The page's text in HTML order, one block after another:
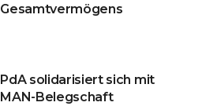
Gesamtvermögens
PdA solidarisiert sich mit
MAN-Belegschaft